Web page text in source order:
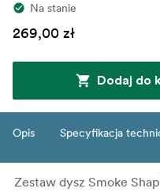
Na stanie
269,00 zł
Dodaj do
Opis Specyfikacja
Zestaw dysz Smoke